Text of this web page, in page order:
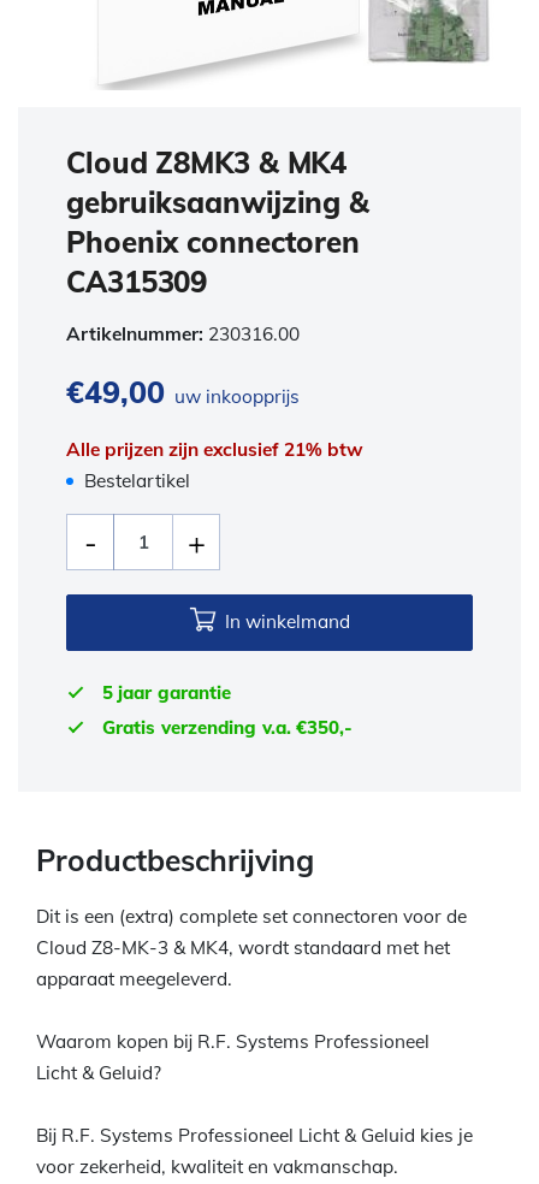
Cloud Z8MK3 & MK4
gebruiksaanwijzing &
Phoenix connectoren
CA315309
Artikelnummer: 230316.00
€49,00 uw inkoopprijs
Alle prijzen zijn exclusief 21% btw
Bestelartikel
In winkelmand
5 jaar garantie
Gratis verzending v.a. €350,-
Productbeschrijving
Dit is een (extra) complete set connectoren voor de
Cloud Z8-MK-3 & MK4, wordt standaard met het
apparaat meegeleverd.
Waarom kopen bij R.F. Systems Professioneel
Licht & Geluid?
Bij R.F. Systems Professioneel Licht & Geluid kies je
voor zekerheid, kwaliteit en vakmanschap.